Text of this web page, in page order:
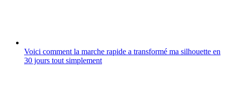
Voici comment la marche rapide a transformé ma silhouette en
30 jours tout simplement